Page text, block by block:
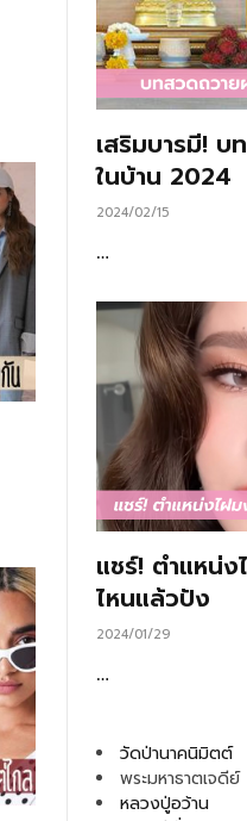
เสริมบารมี! บ
ในบ้าน 2024
2024/02/15
…
แชร์! ตำแหน่
ไหนแล้วปัง
2024/01/29
…
วัดป่านาคนิมิตต์
พระมหาธาตเจดีย์
หลวงปู่อว้าน